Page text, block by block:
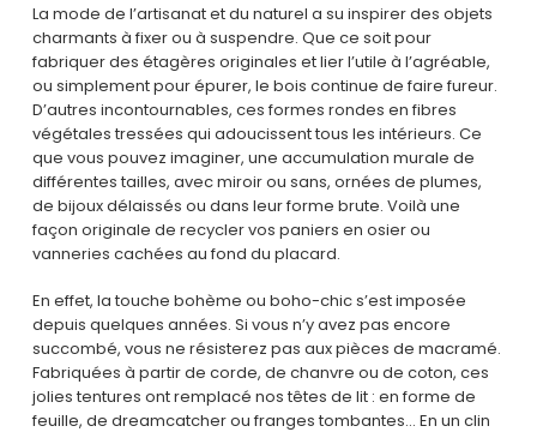
La mode de l’artisanat et du naturel a su inspirer des objets
charmants à fixer ou à suspendre. Que ce soit pour
fabriquer des étagères originales et lier l’utile à l’agréable,
ou simplement pour épurer, le bois continue de faire fureur.
D’autres incontournables, ces formes rondes en fibres
végétales tressées qui adoucissent tous les intérieurs. Ce
que vous pouvez imaginer, une accumulation murale de
différentes tailles, avec miroir ou sans, ornées de plumes,
de bijoux délaissés ou dans leur forme brute. Voilà une
façon originale de recycler vos paniers en osier ou
vanneries cachées au fond du placard.
En effet, la touche bohème ou boho-chic s’est imposée
depuis quelques années. Si vous n’y avez pas encore
succombé, vous ne résisterez pas aux pièces de macramé.
Fabriquées à partir de corde, de chanvre ou de coton, ces
jolies tentures ont remplacé nos têtes de lit : en forme de
feuille, de dreamcatcher ou franges tombantes… En un clin